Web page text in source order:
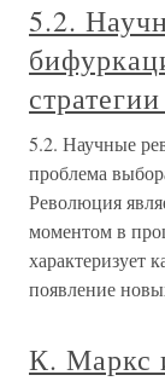
5.2.
5.2. Научные
проблема
Революция
моментом в
характеризует
появление
К. Маркс